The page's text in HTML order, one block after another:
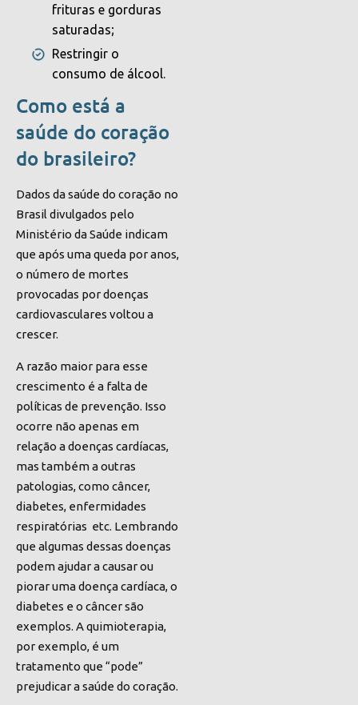
frituras e gorduras
saturadas;
Restringir o
consumo de álcool.
Como está a
saúde do coração
do brasileiro?
Dados da saúde do coração no
Brasil divulgados pelo
Ministério da Saúde indicam
que após uma queda por anos,
o número de mortes
provocadas por doenças
cardiovasculares voltou a
crescer.
A razão maior para esse
crescimento é a falta de
políticas de prevenção. Isso
ocorre não apenas em
relação a doenças cardíacas,
mas também a outras
patologias, como câncer,
diabetes, enfermidades
respiratórias etc. Lembrando
que algumas dessas doenças
podem ajudar a causar ou
piorar uma doença cardíaca, o
diabetes e o câncer são
exemplos. A quimioterapia,
por exemplo, é um
tratamento que “pode”
prejudicar a saúde do coração.